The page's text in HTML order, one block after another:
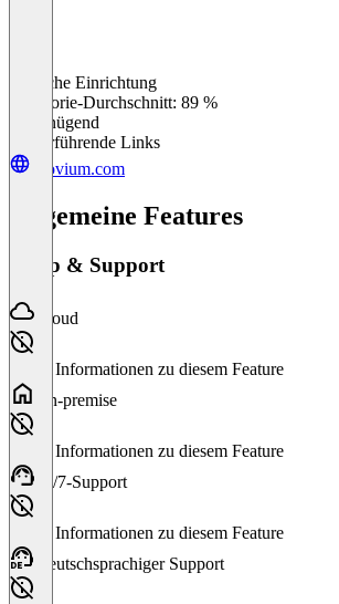
Einfache Einrichtung
Kategorie-Durchschnitt: 89 %
Ungenügend
Weiterführende Links
ecovium.com
Allgemeine Features
Setup & Support
Cloud
Keine Informationen zu diesem Feature
On-premise
Keine Informationen zu diesem Feature
24/7-Support
Keine Informationen zu diesem Feature
Deutschsprachiger Support